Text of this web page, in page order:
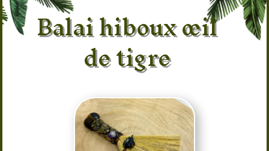
Balai hiboux œil
de tigre